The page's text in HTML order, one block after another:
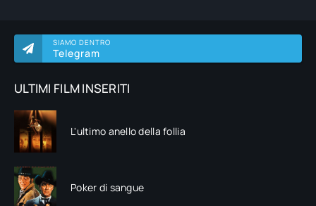
SIAMO DENTRO
Telegram
ULTIMI FILM INSERITI
L'ultimo anello della follia
Poker di sangue